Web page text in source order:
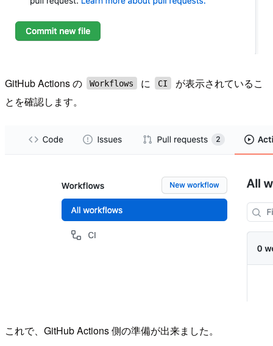
GitHub Actions の Workflows に CI
が表示されているこ
とを確認します。
これで、GitHub Actions 側の準備が出来ました。